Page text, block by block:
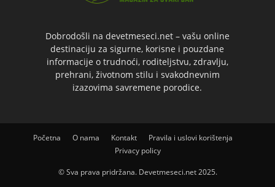
Dobrodošli na devetmeseci.net – vašu online
destinaciju za sigurne, korisne i pouzdane
informacije o trudnoći, roditeljstvu, zdravlju,
prehrani, životnom stilu i svakodnevnim
izazovima savremene porodice.
Početna O nama Kontakt
Pravila i uslovi korištenja
Privacy policy
© Sva prava pridržana. Devetmeseci.net 2025.